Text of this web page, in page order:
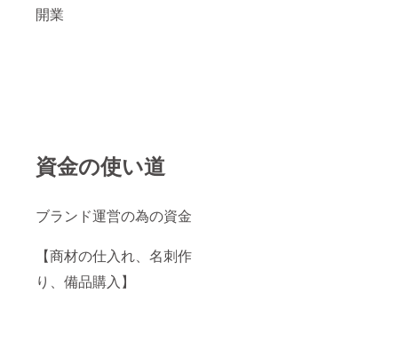
開業
資金の使い道
ブランド運営の為の資金
【商材の仕入れ、名刺作
り、備品購入】